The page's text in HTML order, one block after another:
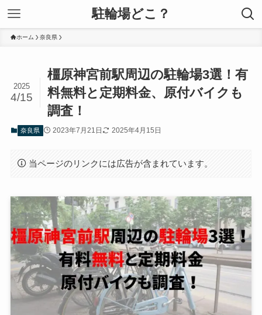
駐輪場どこ？
ホーム 奈良県
橿原神宮前駅周辺の駐輪場3選！有
料無料と定期料金、原付バイクも
調査！
2025
4/15
奈良県 2023年7月21日 2025年4月15日
当ページのリンクには広告が含まれています。